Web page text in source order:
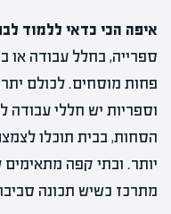
איפה הכי כדאי ללמוד
ספרייה, בחלל עבודה או
פחות מוסחים. לכולם
וספריות יש חללי עבודה
הסחות, בבית תוכלו
יותר. ובתי קפה
מתרכז כשיש תכונה